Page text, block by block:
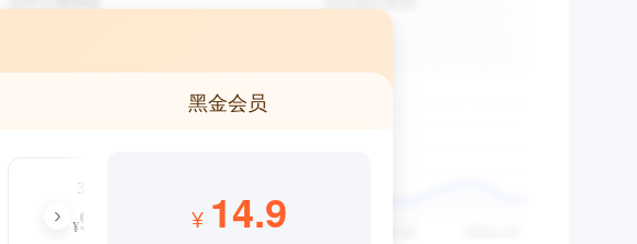
黑金会员
3个月
¥99 ¥ 14.9